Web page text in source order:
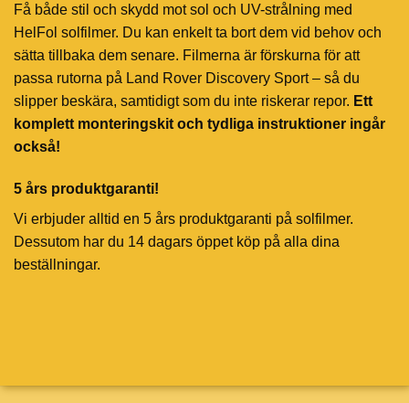
Få både stil och skydd mot sol och UV-strålning med
HelFol solfilmer. Du kan enkelt ta bort dem vid behov och
sätta tillbaka dem senare. Filmerna är förskurna för att
passa rutorna på Land Rover Discovery Sport – så du
slipper beskära, samtidigt som du inte riskerar repor. Ett
komplett monteringskit och tydliga instruktioner ingår
också!
5 års produktgaranti!
Vi erbjuder alltid en 5 års produktgaranti på solfilmer.
Dessutom har du 14 dagars öppet köp på alla dina
beställningar.